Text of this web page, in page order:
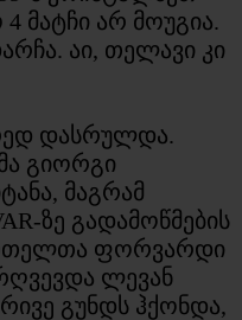
მატჩი არ მოუგია.
აი, თელავი კი
დასრულდა.
გიორგი
მაგრამ
-ზე გადამოწმების
ფორვარდი
ლევან
გუნდს ჰქონდა,